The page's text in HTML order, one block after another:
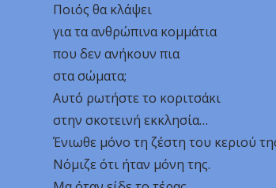
Ποιός θα κλάψει
για τα ανθρώπινα κομμάτια
που δεν ανήκουν πια
στα σώματα;
Αυτό ρωτήστε το κοριτσάκι
στην σκοτεινή εκκλησία…
Ένιωθε μόνο τη ζέστη του κεριού
Νόμιζε ότι ήταν μόνη της.